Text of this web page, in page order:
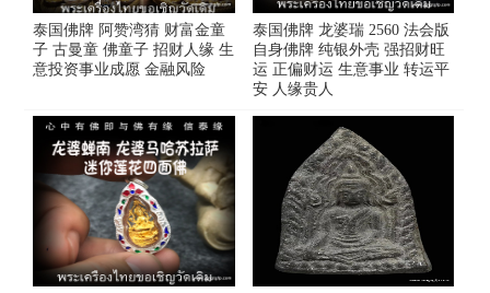
泰国佛牌 阿赞湾猜 财富金童
子 古曼童 佛童子 招财人缘 生
意投资事业成愿 金融风险
泰国佛牌 龙婆瑞 2560 法会版
自身佛牌 纯银外壳 强招财旺
运 正偏财运 生意事业 转运平
安 人缘贵人